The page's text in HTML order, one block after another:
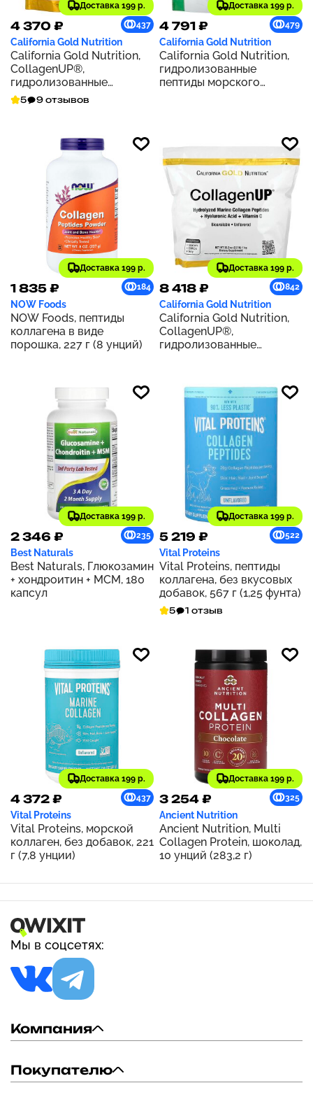
Доставка 199 р.
4 370 ₽ 437
California Gold Nutrition
California Gold Nutrition,
CollagenUP®,
гидролизованные
пептиды морского
коллагена с
витамином C, с
нейтральным вкусом, 464
г (1,02 фунта)
5 9 отзывов
Доставка 199 р.
4 791 ₽ 479
California Gold Nutrition
California Gold Nutrition,
гидролизованные
пептиды морского
Доставка 199 р.
1 835 ₽ 184
NOW Foods
NOW Foods, пептиды
коллагена в виде
порошка, 227 г (8 унций)
Доставка 199 р.
8 418 ₽ 842
California Gold Nutrition
California Gold Nutrition,
CollagenUP®,
гидролизованные
гиалуроновой кислотой и
витамином C, с
нейтральным вкусом, 1 кг
(2,2 фунта)
Доставка 199 р.
2 346 ₽ 235
Best Naturals
Best Naturals, Глюкозамин
+ хондроитин + МСМ, 180
капсул
Доставка 199 р.
5 219 ₽ 522
Vital Proteins
Vital Proteins, пептиды
коллагена, без вкусовых
добавок, 567 г (1,25 фунта)
5 1 отзыв
Доставка 199 р.
4 372 ₽ 437
Vital Proteins
Vital Proteins, морской
коллаген, без добавок, 221
г (7,8 унции)
Доставка 199 р.
3 254 ₽ 325
Ancient Nutrition
Ancient Nutrition, Multi
Collagen Protein, шоколад,
10 унций (283,2 г)
Мы в соцсетях:
Компания
Покупателю